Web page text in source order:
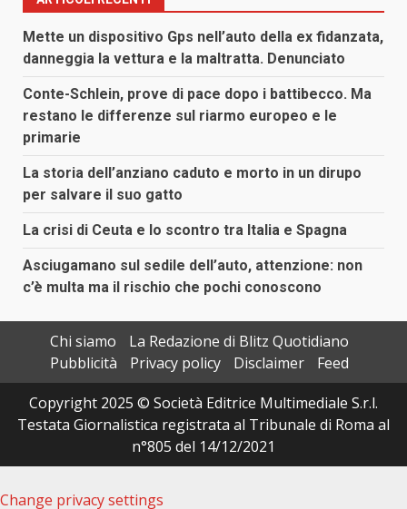
Mette un dispositivo Gps nell’auto della ex fidanzata,
danneggia la vettura e la maltratta. Denunciato
Conte-Schlein, prove di pace dopo i battibecco. Ma
restano le differenze sul riarmo europeo e le
primarie
La storia dell’anziano caduto e morto in un dirupo
per salvare il suo gatto
La crisi di Ceuta e lo scontro tra Italia e Spagna
Asciugamano sul sedile dell’auto, attenzione: non
c’è multa ma il rischio che pochi conoscono
Chi siamo
La Redazione di Blitz Quotidiano
Pubblicità
Privacy policy Disclaimer
Feed
Copyright 2025 © Società Editrice Multimediale S.r.l.
Testata Giornalistica registrata al Tribunale di Roma al
n°805 del 14/12/2021
Change privacy settings